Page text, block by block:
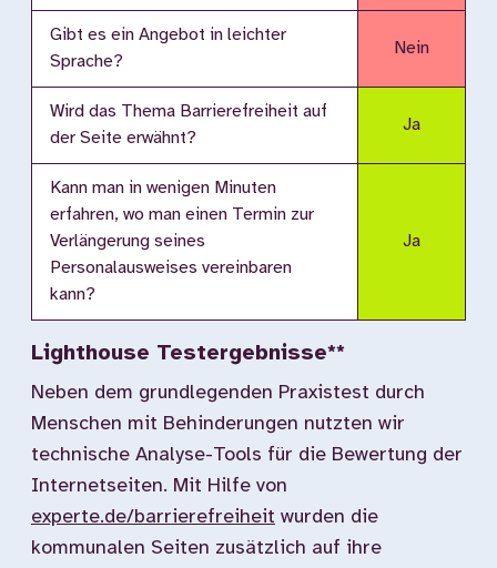
Gibt es ein Angebot in leichter
Sprache?
Nein
Wird das Thema Barrierefreiheit auf
der Seite erwähnt?
Ja
Kann man in wenigen Minuten
erfahren, wo man einen Termin zur
Verlängerung seines
Personalausweises vereinbaren
kann?
Ja
Lighthouse Testergebnisse**
Neben dem grundlegenden Praxistest durch
Menschen mit Behinderungen nutzten wir
technische Analyse-Tools für die Bewertung der
Internetseiten. Mit Hilfe von
experte.de/barrierefreiheit wurden die
kommunalen Seiten zusätzlich auf ihre